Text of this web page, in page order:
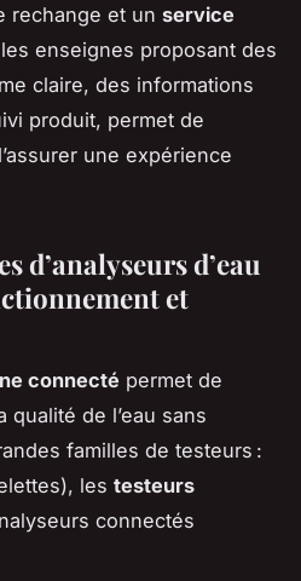
rechange et un service
enseignes proposant des
claire, des informations
produit, permet de
une expérience
d’analyseurs d’eau
et
connecté permet de
de l’eau sans
familles de testeurs :
les testeurs
connectés